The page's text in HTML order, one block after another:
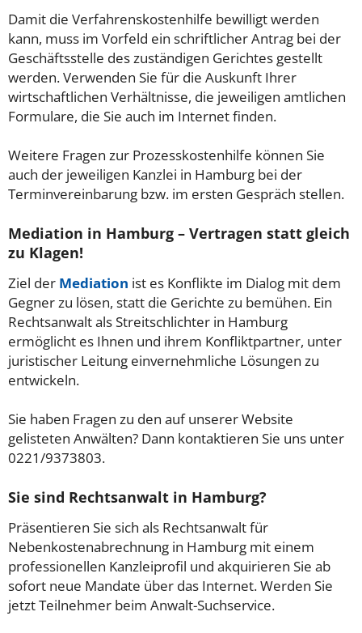
Damit die Verfahrenskostenhilfe bewilligt werden
kann, muss im Vorfeld ein schriftlicher Antrag bei der
Geschäftsstelle des zuständigen Gerichtes gestellt
werden. Verwenden Sie für die Auskunft Ihrer
wirtschaftlichen Verhältnisse, die jeweiligen amtlichen
Formulare, die Sie auch im Internet finden.
Weitere Fragen zur Prozesskostenhilfe können Sie
auch der jeweiligen Kanzlei in Hamburg bei der
Terminvereinbarung bzw. im ersten Gespräch stellen.
Mediation in Hamburg – Vertragen statt gleich
zu Klagen!
Ziel der Mediation ist es Konflikte im Dialog mit dem
Gegner zu lösen, statt die Gerichte zu bemühen. Ein
Rechtsanwalt als Streitschlichter in Hamburg
ermöglicht es Ihnen und ihrem Konfliktpartner, unter
juristischer Leitung einvernehmliche Lösungen zu
entwickeln.
Sie haben Fragen zu den auf unserer Website
gelisteten Anwälten? Dann kontaktieren Sie uns unter
0221/9373803.
Sie sind Rechtsanwalt in Hamburg?
Präsentieren Sie sich als Rechtsanwalt für
Nebenkostenabrechnung in Hamburg mit einem
professionellen Kanzleiprofil und akquirieren Sie ab
sofort neue Mandate über das Internet. Werden Sie
jetzt Teilnehmer beim Anwalt-Suchservice.